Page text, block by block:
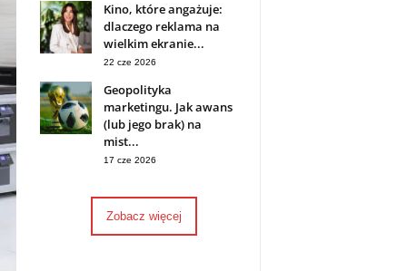
Kino, które angażuje:
dlaczego reklama na
wielkim ekranie...
22 cze 2026
Geopolityka
marketingu. Jak awans
(lub jego brak) na
mist...
17 cze 2026
Zobacz więcej